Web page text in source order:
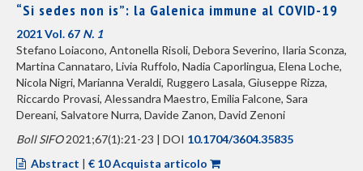
“Si sedes non is”: la Galenica immune al COVID-19
2021 Vol. 67 N. 1
Stefano Loiacono, Antonella Risoli, Debora Severino, Ilaria Sconza,
Martina Cannataro, Livia Ruffolo, Nadia Caporlingua, Elena Loche,
Nicola Nigri, Marianna Veraldi, Ruggero Lasala, Giuseppe Rizza,
Riccardo Provasi, Alessandra Maestro, Emilia Falcone, Sara
Dereani, Salvatore Nurra, Davide Zanon, David Zenoni
Boll SIFO2021;67(1):21-23 | DOI 10.1704/3604.35835
Abstract | € 10 Acquista articolo